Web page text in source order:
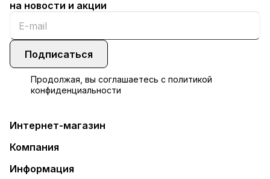
на новости и акции
Подписаться
Продолжая, вы соглашаетесь с политикой
конфиденциальности
Интернет-магазин
Компания
Информация